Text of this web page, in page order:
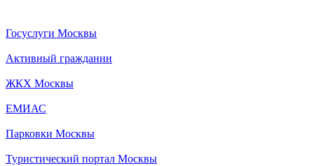
Госуслуги Москвы
Активный гражданин
ЖКХ Москвы
ЕМИАС
Парковки Москвы
Туристический портал Москвы